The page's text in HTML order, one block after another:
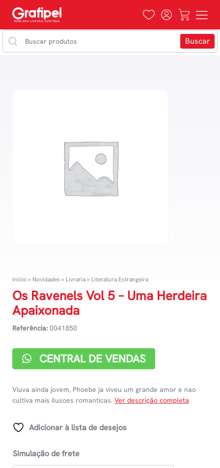
Início» Novidades » Livraria» Literatura Estrangeira
Os Ravenels Vol 5 – Uma Herdeira
Apaixonada
Referência: 0041850
CENTRAL DE VENDAS
Viuva ainda jovem, Phoebe ja viveu um grande amor e nao
cultiva mais ilusoes romanticas. Ver descrição completa
Adicionar à lista de desejos
Simulação de frete